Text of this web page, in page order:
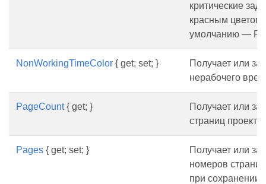
критические
красным цветом
умолчанию —
NonWorkingTimeColor { get; set; }
Получает или
нерабочего
PageCount{ get; }
Получает или
страниц проекта.
Pages { get; set; }
Получает или
номеров
при сохранении